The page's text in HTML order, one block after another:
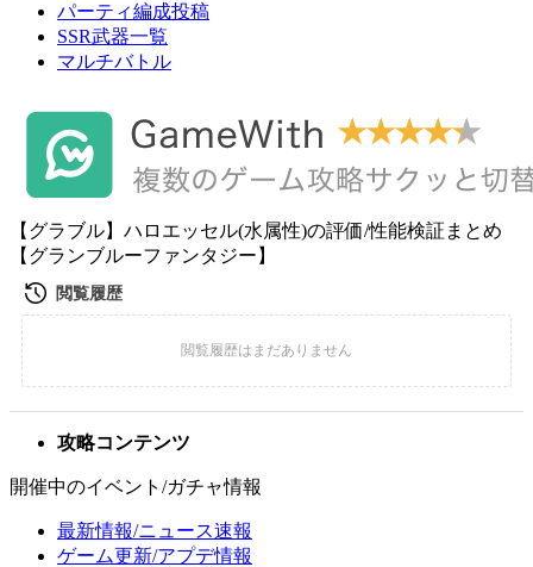
パーティ編成投稿
SSR武器一覧
マルチバトル
【グラブル】ハロエッセル(水属性)の評価/性能検証まとめ
【グランブルーファンタジー】
攻略コンテンツ
開催中のイベント/ガチャ情報
最新情報/ニュース速報
ゲーム更新/アプデ情報